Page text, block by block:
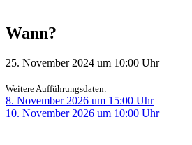
Wann?
25. November 2024 um 10:00 Uhr
Weitere Aufführungsdaten:
8. November 2026 um 15:00 Uhr
10. November 2026 um 10:00 Uhr